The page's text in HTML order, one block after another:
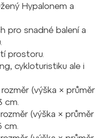
Hypalonem a
pro snadné balení a
prostoru.
cykloturistiku ale i
rozměr (výška × průměr
cm.
(výška × průměr
cm.